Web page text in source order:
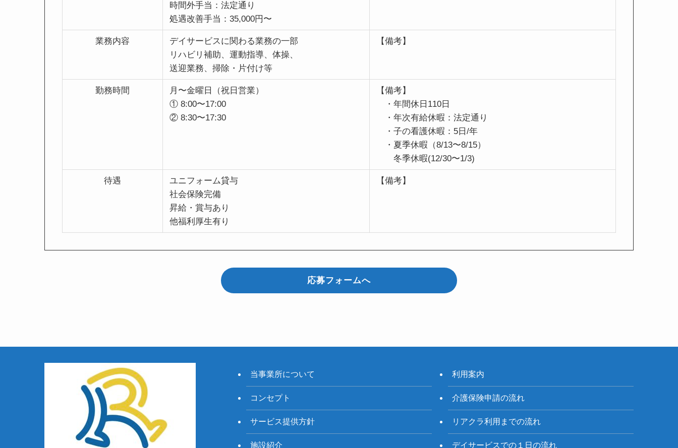
時間外手当：法定通り
処遇改善手当：35,000円〜
業務内容
デイサービスに関わる業務の一部
リハビリ補助、運動指導、体操、
送迎業務、掃除・片付け等
【備考】
勤務時間
月〜金曜日（祝日営業）
① 8:00〜17:00
② 8:30〜17:30
【備考】
・年間休日110日
・年次有給休暇：法定通り
・子の看護休暇：5日/年
・夏季休暇（8/13〜8/15）
冬季休暇(12/30〜1/3)
待遇
ユニフォーム貸与
社会保険完備
昇給・賞与あり
他福利厚生有り
【備考】
応募フォームへ
当事業所について
コンセプト
サービス提供方針
施設紹介
利用案内
介護保険申請の流れ
リアクラ利用までの流れ
デイサービスでの１日の流れ